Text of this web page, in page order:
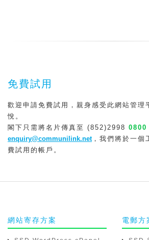
免費試用
歡迎申請免費試用，親身感受此網站管理
悅。
閣下只需將名片傳真至 (852)2998 0800
enquiry@communilink.net，我們將於一個
費試用的帳戶。
網站寄存方案 電郵方